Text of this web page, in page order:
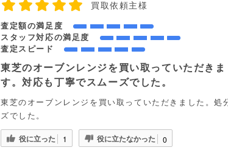
買取依頼主様
査定額の満足度
スタッフ対応の満足度
査定スピード
東芝のオーブンレンジを買い取っていただき
す。対応も丁寧でスムーズでした。
東芝のオーブンレンジを買い取っていただきました。
ズでした。
役に立った 1 役に立たなかった 0